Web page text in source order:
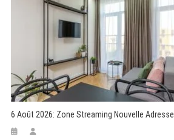
6 Août 2026: Zone Streaming Nouvelle Adresse